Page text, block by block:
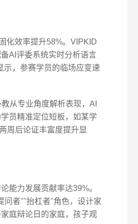
化效率提升58%。VIPKID
AI评委系统实时分析语言
示，参赛学员的临场应变速
从专业角度解析表现，AI
员精准定位短板，如某学
周后论证丰富度提升显
能力发展贡献率达39%。
问者""抬杠者"角色，设计家
庭辩论日的家庭，孩子观